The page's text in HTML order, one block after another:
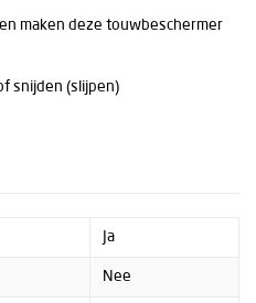
maken deze touwbeschermer
snijden (slijpen)
Ja
Nee